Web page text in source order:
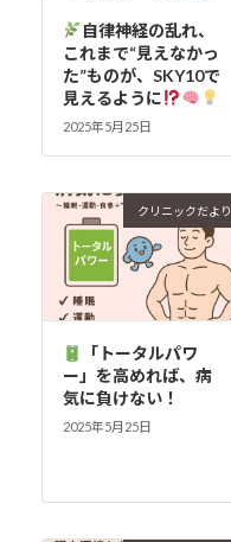
自律神経の乱れ、
これまで“見えなかっ
た”ものが、SKY10で
見えるように
2025年5月25日
クリニックだより
「トータルパワ
ー」を高めれば、病
気に負けない！
2025年5月25日